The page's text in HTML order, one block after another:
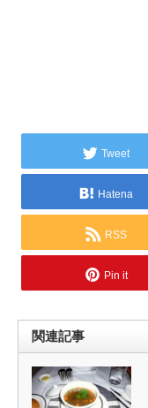
Tweet
Hatena
RSS
Pin it
関連記事